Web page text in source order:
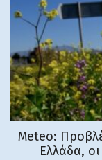
Meteo:
Ελλάδα,